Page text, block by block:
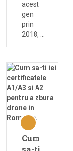
acest
gen
prin
2018, …
Cum
sa-ti